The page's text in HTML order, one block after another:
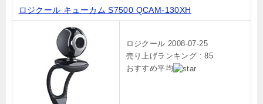
ロジクール キューカム S7500 QCAM-130XH
ロジクール 2008-07-25
売り上げランキング : 85
おすすめ平均